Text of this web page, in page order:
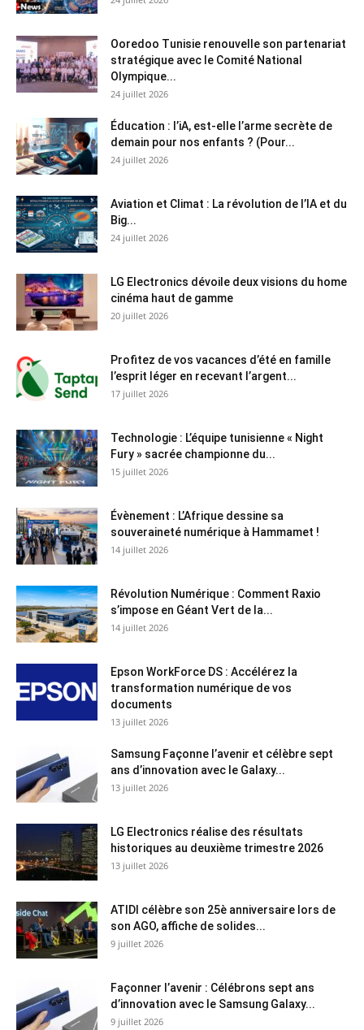
Ooredoo Tunisie renouvelle son partenariat
stratégique avec le Comité National
Olympique...
24 juillet 2026
Éducation : l’iA, est-elle l’arme secrète de
demain pour nos enfants ? (Pour...
24 juillet 2026
Aviation et Climat : La révolution de l’IA et du
Big...
24 juillet 2026
LG Electronics dévoile deux visions du home
cinéma haut de gamme
20 juillet 2026
Profitez de vos vacances d’été en famille
l’esprit léger en recevant l’argent...
17 juillet 2026
Technologie : L’équipe tunisienne « Night
Fury » sacrée championne du...
15 juillet 2026
Évènement : L’Afrique dessine sa
souveraineté numérique à Hammamet !
14 juillet 2026
Révolution Numérique : Comment Raxio
s’impose en Géant Vert de la...
14 juillet 2026
Epson WorkForce DS : Accélérez la
transformation numérique de vos
documents
13 juillet 2026
Samsung Façonne l’avenir et célèbre sept
ans d’innovation avec le Galaxy...
13 juillet 2026
LG Electronics réalise des résultats
historiques au deuxième trimestre 2026
13 juillet 2026
ATIDI célèbre son 25è anniversaire lors de
son AGO, affiche de solides...
9 juillet 2026
Façonner l’avenir : Célébrons sept ans
d’innovation avec le Samsung Galaxy...
9 juillet 2026